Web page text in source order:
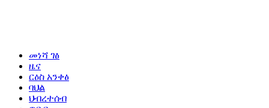
መነሻ ገፅ
ዜና
ርዕስ አንቀፅ
ባህል
ህብረተሰብ